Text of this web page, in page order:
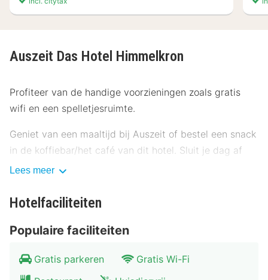
Auszeit Das Hotel Himmelkron
Profiteer van de handige voorzieningen zoals gratis
wifi en een spelletjesruimte.
Geniet van een maaltijd bij Auszeit of bestel een snack
in de koffiebar/het café van dit hotel. Sluit je dag af
met een drankje in een bar/lounge. Dagelijks kun je
Enkele van de voorzieningen zijn een 24-uurs receptie
en een geldautomaat/bankservice. Ter plaatse heb je
gratis parkeerplaatsen.
Overnacht in één van de 60 kamers met een
Lees meer
Hotelfaciliteiten
Populaire faciliteiten
Gratis parkeren
Gratis Wi-Fi